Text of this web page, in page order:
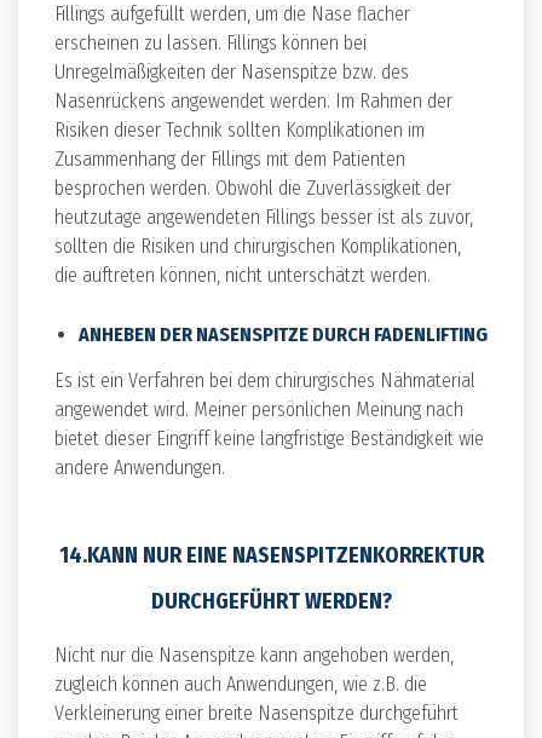
Fillings aufgefüllt werden, um die Nase flacher
erscheinen zu lassen. Fillings können bei
Unregelmäßigkeiten der Nasenspitze bzw. des
Nasenrückens angewendet werden. Im Rahmen der
Risiken dieser Technik sollten Komplikationen im
Zusammenhang der Fillings mit dem Patienten
besprochen werden. Obwohl die Zuverlässigkeit der
heutzutage angewendeten Fillings besser ist als zuvor,
sollten die Risiken und chirurgischen Komplikationen,
die auftreten können, nicht unterschätzt werden.
ANHEBEN DER NASENSPITZE DURCH FADENLIFTING
Es ist ein Verfahren bei dem chirurgisches Nähmaterial
angewendet wird. Meiner persönlichen Meinung nach
bietet dieser Eingriff keine langfristige Beständigkeit wie
andere Anwendungen.
14.KANN NUR EINE NASENSPITZENKORREKTUR
DURCHGEFÜHRT WERDEN?
Nicht nur die Nasenspitze kann angehoben werden,
zugleich können auch Anwendungen, wie z.B. die
Verkleinerung einer breite Nasenspitze durchgeführt